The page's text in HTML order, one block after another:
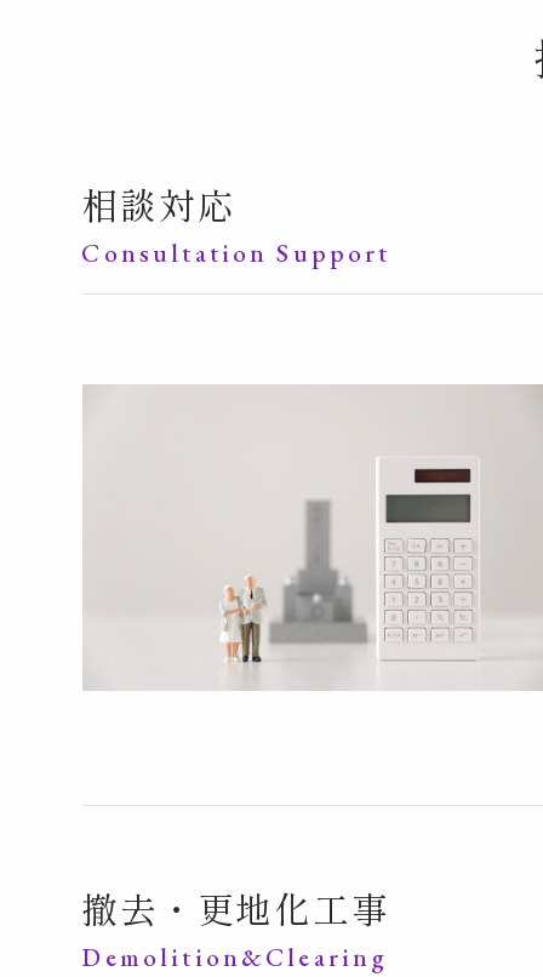
相談対応
Consultation Support
撤去・更地化工事
Demolition&Clearing